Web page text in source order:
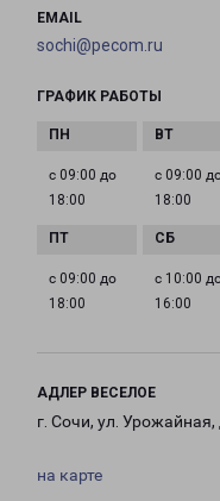
EMAIL
sochi@pecom.ru
ГРАФИК РАБОТЫ
с 09:00 до
18:00
с 09:00
18:00
с 09:00 до
18:00
с 10:00
16:00
АДЛЕР ВЕСЕЛОЕ
г. Сочи, ул. Урожайная,
на карте